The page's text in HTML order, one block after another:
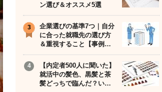
ン選び＆オススメ5選
企業選びの基準7つ｜自分
に合った就職先の選び方
＆重視すること【事例…
【内定者500人に聞いた】
就活中の髪色、黒髪と茶
髪どっちで臨んだ？い…